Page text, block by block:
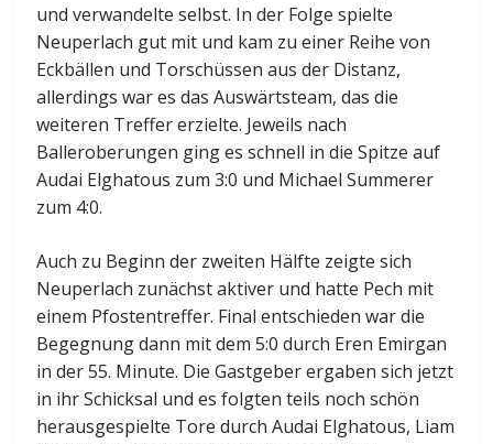
und verwandelte selbst. In der Folge spielte
Neuperlach gut mit und kam zu einer Reihe von
Eckbällen und Torschüssen aus der Distanz,
allerdings war es das Auswärtsteam, das die
weiteren Treffer erzielte. Jeweils nach
Balleroberungen ging es schnell in die Spitze auf
Audai Elghatous zum 3:0 und Michael Summerer
zum 4:0.
Auch zu Beginn der zweiten Hälfte zeigte sich
Neuperlach zunächst aktiver und hatte Pech mit
einem Pfostentreffer. Final entschieden war die
Begegnung dann mit dem 5:0 durch Eren Emirgan
in der 55. Minute. Die Gastgeber ergaben sich jetzt
in ihr Schicksal und es folgten teils noch schön
herausgespielte Tore durch Audai Elghatous, Liam